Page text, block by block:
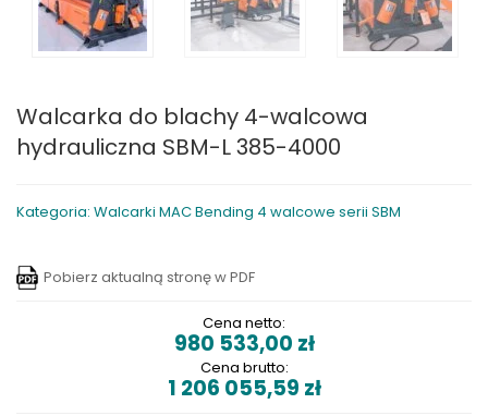
Walcarka do blachy 4-walcowa
hydrauliczna SBM-L 385-4000
Kategoria: Walcarki MAC Bending 4 walcowe serii SBM
Pobierz aktualną stronę w PDF
Cena netto:
980 533,00 zł
Cena brutto:
1 206 055,59 zł